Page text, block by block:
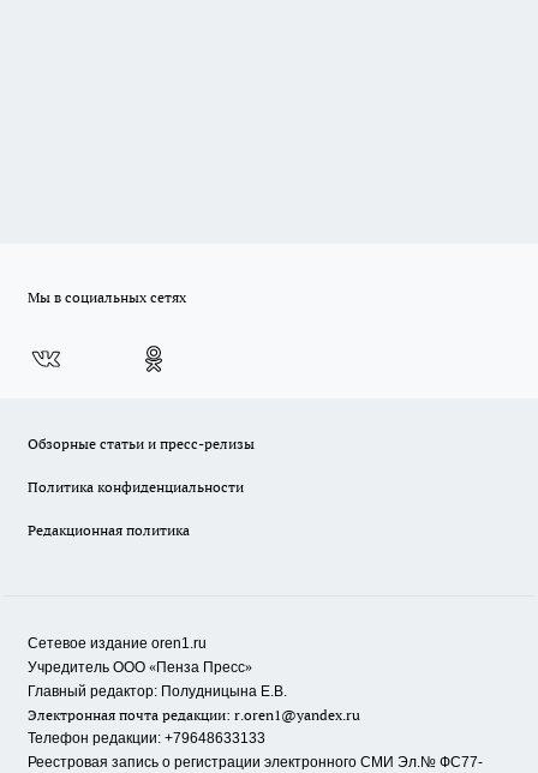
Мы в социальных сетях
Обзорные статьи и пресс-релизы
Политика конфиденциальности
Редакционная политика
Сетевое издание oren1.ru
Учредитель ООО «Пенза Пресс»
Главный редактор: Полудницына Е.В.
Электронная почта редакции: r.oren1@yandex.ru
Телефон редакции: +79648633133
Реестровая запись о регистрации электронного СМИ Эл.№ ФС77-